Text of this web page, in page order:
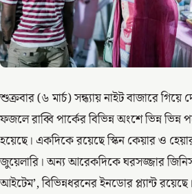
শুক্রবার (৬ মার্চ) সন্ধ্যায় নাইট বাজারে গিয়ে
ফজলে রাব্বি পার্কের বিভিন্ন অংশে ভিন্ন
হয়েছে। একদিকে রয়েছে স্কিন কেয়ার ও
জুয়েলারি। অন্য আরেকদিকে ঘরসজ্জার
আইটেম’, বিভিন্নধরনের ইনডোর প্ল্যান্ট